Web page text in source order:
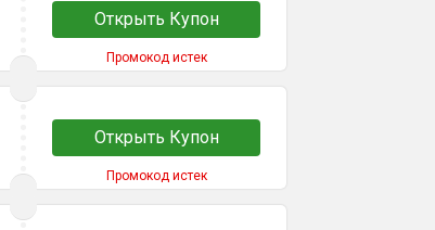
Открыть Купон
Промокод истек
Открыть Купон
Промокод истек